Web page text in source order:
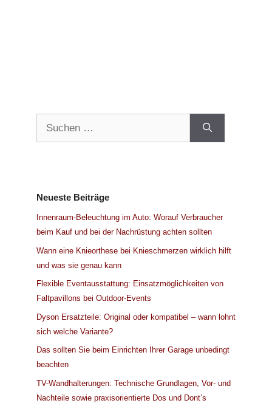
Neueste Beiträge
Innenraum-Beleuchtung im Auto: Worauf Verbraucher
beim Kauf und bei der Nachrüstung achten sollten
Wann eine Knieorthese bei Knieschmerzen wirklich hilft
und was sie genau kann
Flexible Eventausstattung: Einsatzmöglichkeiten von
Faltpavillons bei Outdoor-Events
Dyson Ersatzteile: Original oder kompatibel – wann lohnt
sich welche Variante?
Das sollten Sie beim Einrichten Ihrer Garage unbedingt
beachten
TV-Wandhalterungen: Technische Grundlagen, Vor- und
Nachteile sowie praxisorientierte Dos und Dont’s